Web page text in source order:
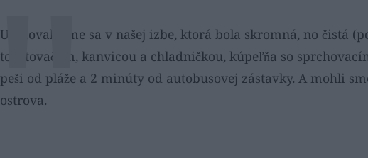
Ubytovali sme sa v našej izbe, ktorá bola skromná, no čistá
toustovačom, kanvicou a chladničkou, kúpeľňa so
peši od pláže a 2 minúty od autobusovej zástavky. A mohli
ostrova.